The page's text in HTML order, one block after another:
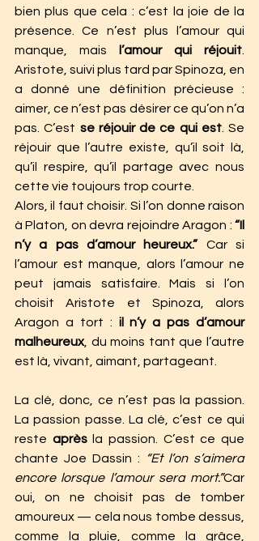
bien plus que cela : c’est la joie de la
présence. Ce n’est plus l’amour qui
manque, mais
l’amour qui réjouit.
Aristote, suivi plus tard par Spinoza, en
a donné une définition précieuse :
aimer, ce n’est pas désirer ce qu’on n’a
pas. C’est se réjouir de ce qui est. Se
réjouir que l’autre existe, qu’il soit là,
qu’il respire, qu’il partage avec nous
cette vie toujours trop courte.
Alors, il faut choisir. Si l’on donne raison
à Platon, on devra rejoindre Aragon : “Il
n’y a pas d’amour heureux.” Car si
l’amour est manque, alors l’amour ne
peut jamais satisfaire. Mais si l’on
choisit Aristote et Spinoza, alors
Aragon a tort : il n’y a pas d’amour
malheureux, du moins tant que l’autre
est là, vivant, aimant, partageant.
La clé, donc, ce n’est pas la passion.
La passion passe. La clé, c’est ce qui
reste après la passion. C’est ce que
chante Joe Dassin :
“Et l’on s’aimera
encore lorsque l’amour sera mort.”Car
oui, on ne choisit pas de tomber
amoureux — cela nous tombe dessus,
comme la pluie, comme la grâce,